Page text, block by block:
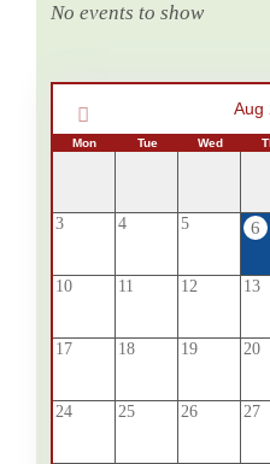
No events to show
Aug
Mon Tue Wed
3 4 5 6
10 11 12 13
17 18 19 20
24 25 26 27